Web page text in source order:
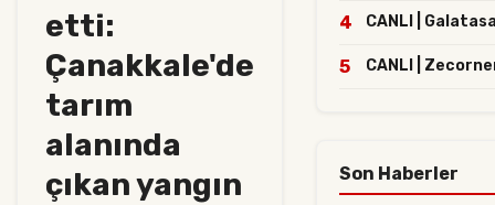
etti:
Çanakkale'de
tarım
alanında
çıkan yangın
4 CANLI |
5 CANLI |
Son Haberler